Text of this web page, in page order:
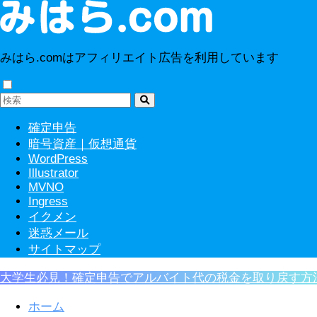
みはら.comはアフィリエイト広告を利用しています
確定申告
暗号資産｜仮想通貨
WordPress
Illustrator
MVNO
Ingress
イクメン
迷惑メール
サイトマップ
大学生必見！確定申告でアルバイト代の税金を取り戻す方
ホーム